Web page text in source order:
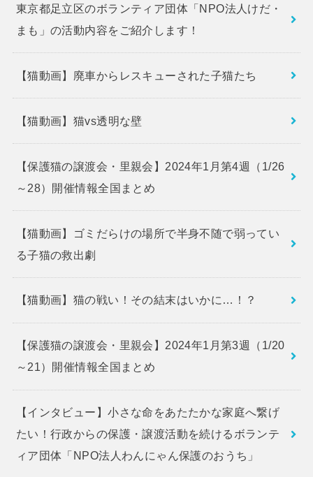
東京都足立区のボランティア団体「NPO法人けだ・
まも」の活動内容をご紹介します！
【猫動画】廃車からレスキューされた子猫たち
【猫動画】猫vs透明な壁
【保護猫の譲渡会・里親会】2024年1月第4週（1/26
～28）開催情報全国まとめ
【猫動画】ゴミだらけの場所で半身不随で弱ってい
る子猫の救出劇
【猫動画】猫の戦い！その結末はいかに…！？
【保護猫の譲渡会・里親会】2024年1月第3週（1/20
～21）開催情報全国まとめ
【インタビュー】小さな命をあたたかな家庭へ繋げ
たい！行政からの保護・譲渡活動を続けるボランテ
ィア団体「NPO法人わんにゃん保護のおうち」